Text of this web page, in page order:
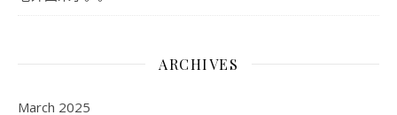
ARCHIVES
March 2025